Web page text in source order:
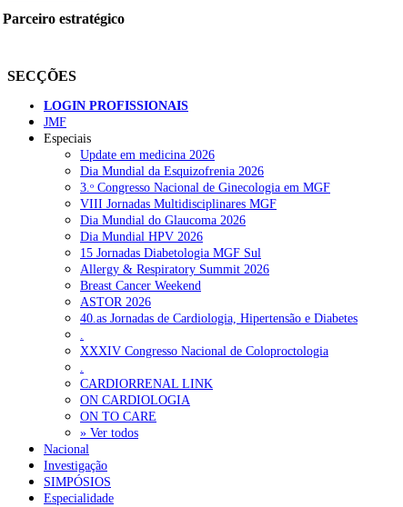
Parceiro estratégico
SECÇÕES
LOGIN PROFISSIONAIS
JMF
Especiais
Update em medicina 2026
Dia Mundial da Esquizofrenia 2026
3.ᵒ Congresso Nacional de Ginecologia em MGF
VIII Jornadas Multidisciplinares MGF
Dia Mundial do Glaucoma 2026
Dia Mundial HPV 2026
15 Jornadas Diabetologia MGF Sul
Allergy & Respiratory Summit 2026
Breast Cancer Weekend
ASTOR 2026
40.as Jornadas de Cardiologia, Hipertensão e Diabetes
.
XXXIV Congresso Nacional de Coloproctologia
.
CARDIORRENAL LINK
ON CARDIOLOGIA
ON TO CARE
» Ver todos
Nacional
Investigação
SIMPÓSIOS
Especialidade